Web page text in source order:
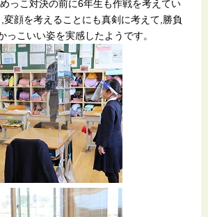
っこ対決の前に6年生も作戦を考えてい
変顔を考えることにも真剣に考えて,勝負
っこいい姿を実感したようです。